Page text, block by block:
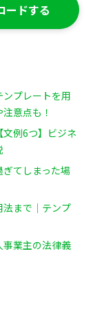
ードする
プレートを用
意点も！
例6つ】ビジネ
てしまった場
法まで｜テンプ
事業主の法律義